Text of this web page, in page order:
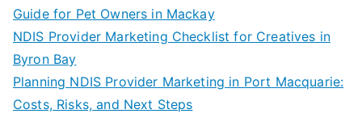
Guide for Pet Owners in Mackay
NDIS Provider Marketing Checklist for Creatives in
Byron Bay
Planning NDIS Provider Marketing in Port Macquarie:
Costs, Risks, and Next Steps